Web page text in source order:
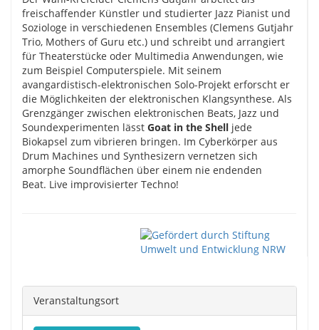
freischaffender Künstler und studierter Jazz Pianist und
Soziologe in verschiedenen Ensembles (Clemens Gutjahr
Trio, Mothers of Guru etc.) und schreibt und arrangiert
für Theaterstücke oder Multimedia Anwendungen, wie
zum Beispiel Computerspiele. Mit seinem
avangardistisch-elektronischen Solo-Projekt erforscht er
die Möglichkeiten der elektronischen Klangsynthese. Als
Grenzgänger zwischen elektronischen Beats, Jazz und
Soundexperimenten lässt Goat in the Shell jede
Biokapsel zum vibrieren bringen. Im Cyberkörper aus
Drum Machines und Synthesizern vernetzen sich
amorphe Soundflächen über einem nie endenden
Beat. Live improvisierter Techno!
Veranstaltungsort